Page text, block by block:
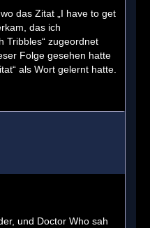
das Zitat „I have to get
das ich
Tribbles“ zugeordnet
Folge gesehen hatte
als Wort gelernt hatte.
und Doctor Who sah